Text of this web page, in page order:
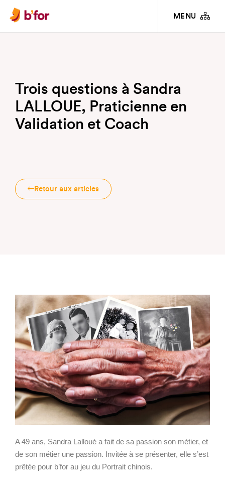
MENU
INFOS PRATIQUES & ARTICLES
PRATICIENNE EN VALIDATION ET COACH
Trois questions à Sandra
LALLOUE, Praticienne en
Validation et Coach
Retour aux articles
A 49 ans, Sandra Lalloué a fait de sa passion son métier, et
de son métier une passion. Invitée à se présenter, elle s’est
prêtée pour b’for au jeu du Portrait chinois.